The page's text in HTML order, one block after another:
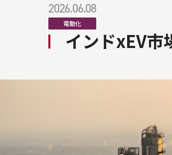
2026.06.08
電動化
インドxEV市